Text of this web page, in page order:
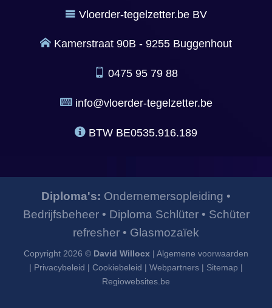
Vloerder-tegelzetter.be BV
Kamerstraat 90B - 9255 Buggenhout
0475 95 79 88
info@vloerder-tegelzetter.be
BTW BE0535.916.189
Diploma's: Ondernemersopleiding •
Bedrijfsbeheer• Diploma Schlüter• Schüter
refresher • Glasmozaïek
Copyright 2026 © David Willocx | Algemene voorwaarden
| Privacybeleid | Cookiebeleid | Webpartners | Sitemap |
Regiowebsites.be